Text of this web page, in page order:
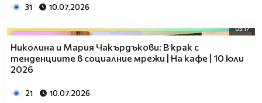
31 10.07.2026
05:17
Николина и Мария Чакърдъкови: В крак с
тенденциите в социалние мрежи | На кафе | 10 юли
2026
21 10.07.2026